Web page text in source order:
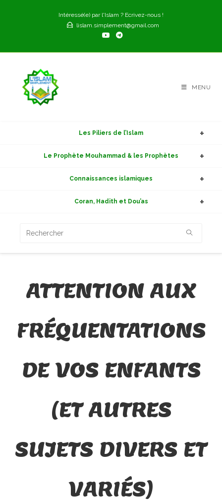
Intéressé(e) par l'Islam ? Ecrivez-nous !
lislam.simplement@gmail.com
MENU
Les Piliers de l’Islam
Le Prophète Mouhammad & les Prophètes
Connaissances islamiques
Coran, Hadith et Dou’as
ATTENTION AUX
FRÉQUENTATIONS
DE VOS ENFANTS
(ET AUTRES
SUJETS DIVERS ET
VARIÉS)